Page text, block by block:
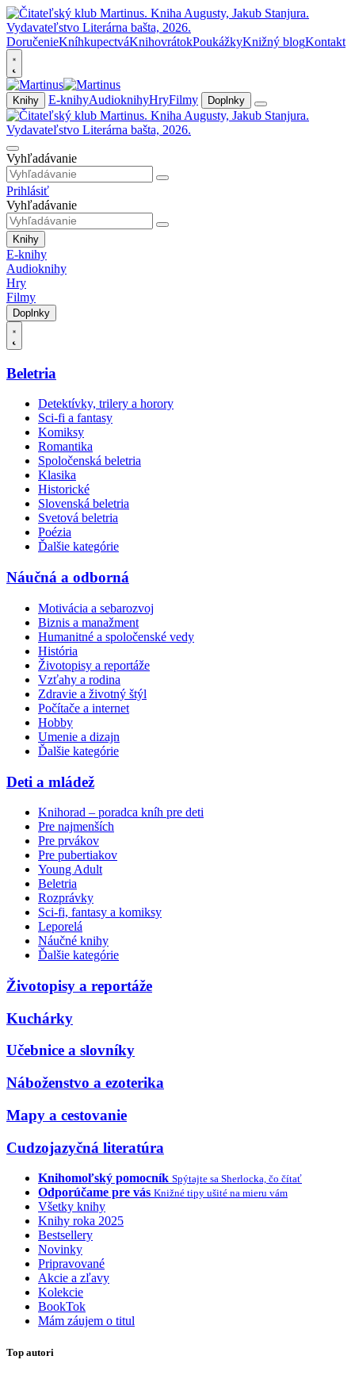
DoručenieKníhkupectváKnihovrátokPoukážkyKnižný blogKontakt
Knihy E-knihyAudioknihyHryFilmy Doplnky
Vyhľadávanie
Prihlásiť
Vyhľadávanie
Knihy
E-knihy
Audioknihy
Hry
Filmy
Doplnky
Beletria
Detektívky, trilery a horory
Sci-fi a fantasy
Komiksy
Romantika
Spoločenská beletria
Klasika
Historické
Slovenská beletria
Svetová beletria
Poézia
Ďalšie kategórie
Náučná a odborná
Motivácia a sebarozvoj
Biznis a manažment
Humanitné a spoločenské vedy
História
Životopisy a reportáže
Vzťahy a rodina
Zdravie a životný štýl
Počítače a internet
Hobby
Umenie a dizajn
Ďalšie kategórie
Deti a mládež
Knihorad – poradca kníh pre deti
Pre najmenších
Pre prvákov
Pre pubertiakov
Young Adult
Beletria
Rozprávky
Sci-fi, fantasy a komiksy
Leporelá
Náučné knihy
Ďalšie kategórie
Životopisy a reportáže
Kuchárky
Učebnice a slovníky
Náboženstvo a ezoterika
Mapy a cestovanie
Cudzojazyčná literatúra
Knihomoľský pomocník Spýtajte sa Sherlocka, čo čítať
Odporúčame pre vás Knižné tipy ušité na mieru vám
Všetky knihy
Knihy roka 2025
Bestsellery
Novinky
Pripravované
Akcie a zľavy
Kolekcie
BookTok
Mám záujem o titul
Top autori